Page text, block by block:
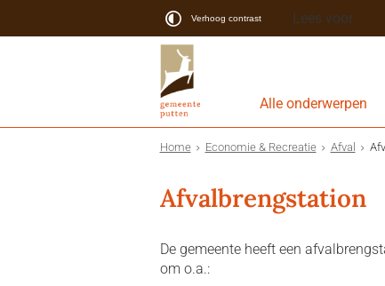
Verhoog contrast Lees voor
Alle onderwerpen
Home Economie & Recreatie Afval
Afvalbrengstation
De gemeente heeft een
om o.a.: